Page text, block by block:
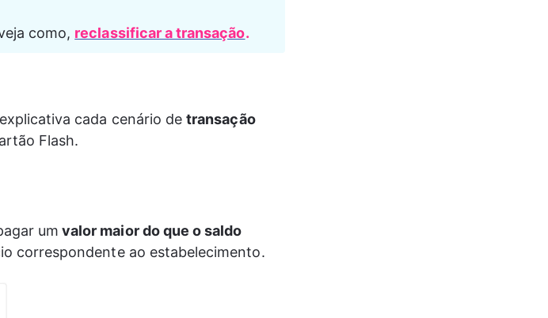
como, reclassificar a transação.
cada cenário de transação
Flash.
um valor maior do que o saldo
correspondente ao estabelecimento.